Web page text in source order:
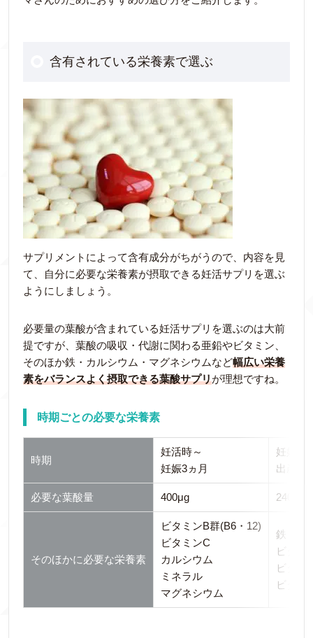
含有されている栄養素で選ぶ
サプリメントによって含有成分がちがうので、内容を見
て、自分に必要な栄養素が摂取できる妊活サプリを選ぶ
ようにしましょう。
必要量の葉酸が含まれている妊活サプリを選ぶのは大前
提ですが、葉酸の吸収・代謝に関わる亜鉛やビタミン、
そのほか鉄・カルシウム・マグネシウムなど幅広い栄養
素をバランスよく摂取できる葉酸サプリが理想ですね。
時期ごとの必要な栄養素
時期
妊活時～
妊娠3ヵ月
妊娠4
出産後
必要な葉酸量 400μg 240μg
そのほかに必要な栄養素
ビタミンB群(B6・12)
ビタミンC
カルシウム
ミネラル
マグネシウム
鉄
ビタミ
ビタミ
ビタミ